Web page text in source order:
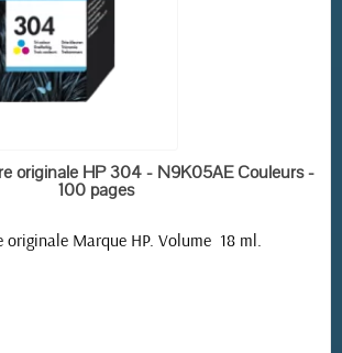
EN STOCK
originale HP 304 - N9K05AE Couleurs -
100 pages
originale Marque HP. Volume 18 ml.